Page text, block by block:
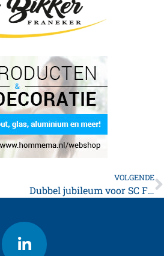
VOLGENDE
Dubbel jubileum voor SC Franeker: opening nieuwe MFA in jubileumjaar